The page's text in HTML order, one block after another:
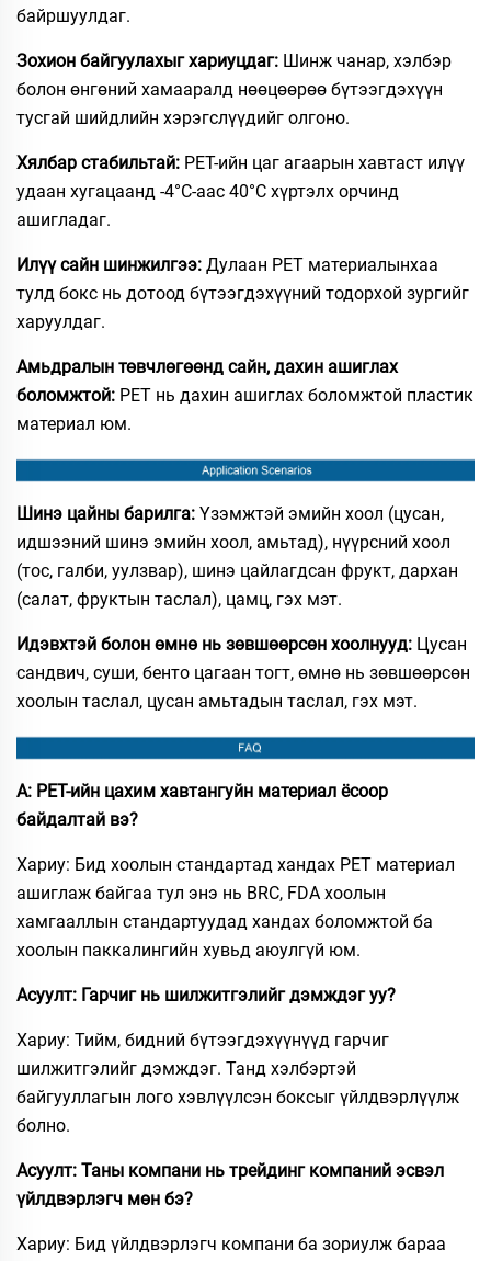
байршуулдаг.​
Зохион байгуулахыг хариуцдаг: Шинж чанар, хэлбэр
болон өнгөний хамааралд нөөцөөрөө бүтээгдэхүүн
тусгай шийдлийн хэрэгслүүдийг олгоно.
Хялбар стабильтай: PET-ийн цаг агаарын хавтаст илүү
удаан хугацаанд -4°C-аас 40°C хүртэлх орчинд
ашигладаг.
Илүү сайн шинжилгээ: Дулаан PET материалынхаа
тулд бокс нь дотоод бүтээгдэхүүний тодорхой зургийг
харуулдаг.
Амьдралын төвчлөгөөнд сайн, дахин ашиглах
боломжтой: PET нь дахин ашиглах боломжтой пластик
материал юм.
Шинэ цайны барилга: Үзэмжтэй эмийн хоол (цусан,
идшээний шинэ эмийн хоол, амьтад), нүүрсний хоол
(тос, галби, уулзвар), шинэ цайлагдсан фрукт, дархан
(салат, фруктын таслал), цамц, гэх мэт.
Идэвхтэй болон өмнө нь зөвшөөрсөн хоолнууд: Цусан
сандвич, суши, бенто цагаан тогт, өмнө нь зөвшөөрсөн
хоолын таслал, цусан амьтадын таслал, гэх мэт.
А: PET-ийн цахим хавтангуйн материал ёсоор
байдалтай вэ?
Хариу: Бид хоолын стандартад хандах PET материал
ашиглаж байгаа тул энэ нь BRC, FDA хоолын
хамгааллын стандартуудад хандах боломжтой ба
хоолын паккалингийн хувьд аюулгүй юм.
Асуулт: Гарчиг нь шилжитгэлийг дэмждэг уу?
Хариу: Тийм, бидний бүтээгдэхүүнүүд гарчиг
шилжитгэлийг дэмждэг. Танд хэлбэртэй
байгууллагын лого хэвлүүлсэн боксыг үйлдвэрлүүлж
болно.
Асуулт: Таны компани нь трейдинг компаний эсвэл
үйлдвэрлэгч мөн бэ?
Хариу: Бид үйлдвэрлэгч компани ба зориулж бараа